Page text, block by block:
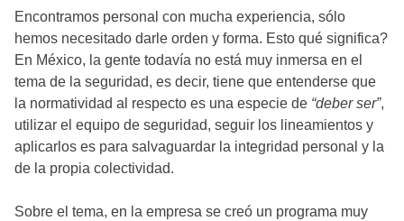
Encontramos personal con mucha experiencia, sólo
hemos necesitado darle orden y forma. Esto qué significa?
En México, la gente todavía no está muy inmersa en el
tema de la seguridad, es decir, tiene que entenderse que
la normatividad al respecto es una especie de “deber ser”,
utilizar el equipo de seguridad, seguir los lineamientos y
aplicarlos es para salvaguardar la integridad personal y la
de la propia colectividad.
Sobre el tema, en la empresa se creó un programa muy